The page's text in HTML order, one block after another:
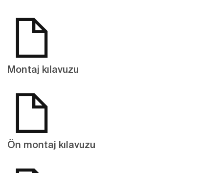
Montaj kılavuzu
Ön montaj kılavuzu